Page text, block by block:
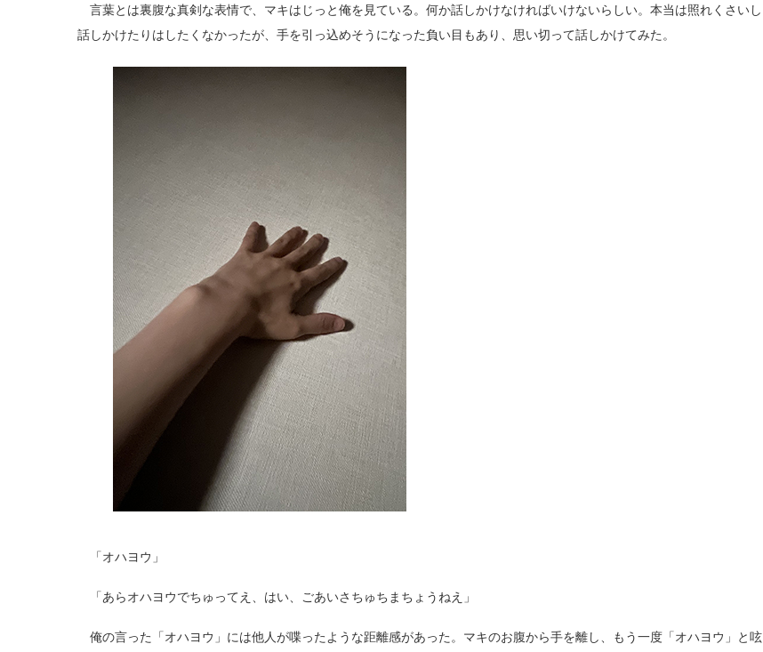
言葉とは裏腹な真剣な表情で、マキはじっと俺を見ている。何か話しかけなければいけないらしい。本当は照れくさいし
話しかけたりはしたくなかったが、手を引っ込めそうになった負い目もあり、思い切って話しかけてみた。
「オハヨウ」
「あらオハヨウでちゅってえ、はい、ごあいさちゅちまちょうねえ」
俺の言った「オハヨウ」には他人が喋ったような距離感があった。マキのお腹から手を離し、もう一度「オハヨウ」と呟